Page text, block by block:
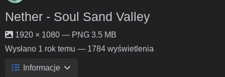
Nether - Soul Sand Valley
1920 × 1080 — PNG 3.5 MB
Wysłano 1 rok temu — 1784 wyświetlenia
Informacje